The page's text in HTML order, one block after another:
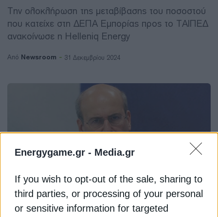
Energygame.gr - Media.gr
If you wish to opt-out of the sale, sharing to
third parties, or processing of your personal
or sensitive information for targeted
Την ολοκλήρωση της μεταβίβασης του ποσοστού
που κατείχε στη ΔΕΠΑ Εμπορίας προς το ΤΑΙΠΕΔ
ανακοίνωσε η Helleniq Energy
Από Newsroom 31 Δεκεμβρίου 2024
ΥΠΟΔΟΜΕΣ